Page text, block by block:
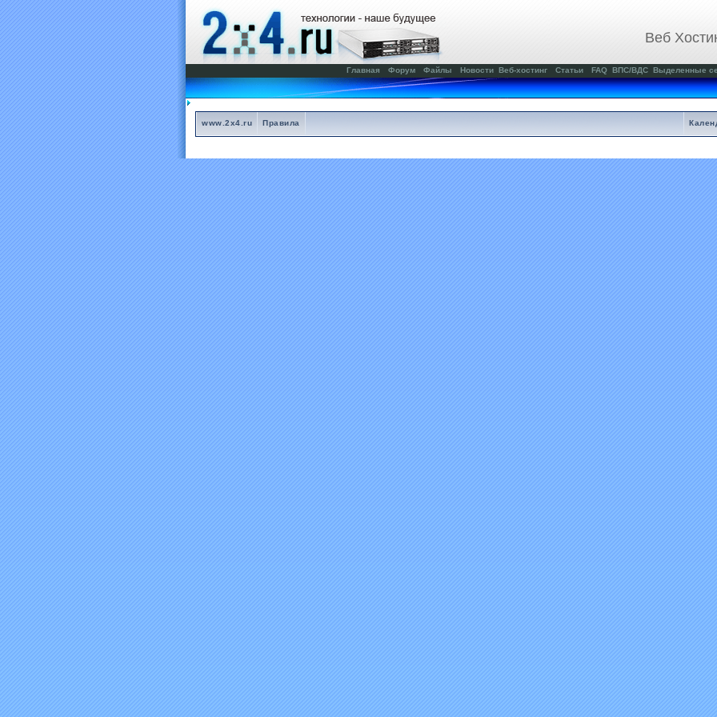
Веб
Главная Форум Файлы Новости Веб-хостинг Статьи FAQ ВПС/ВДС Выделенные
www.2x4.ru Правила